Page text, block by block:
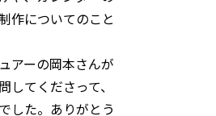
作についてのこと
アーの岡本さんが
してくださって、
した。ありがとう